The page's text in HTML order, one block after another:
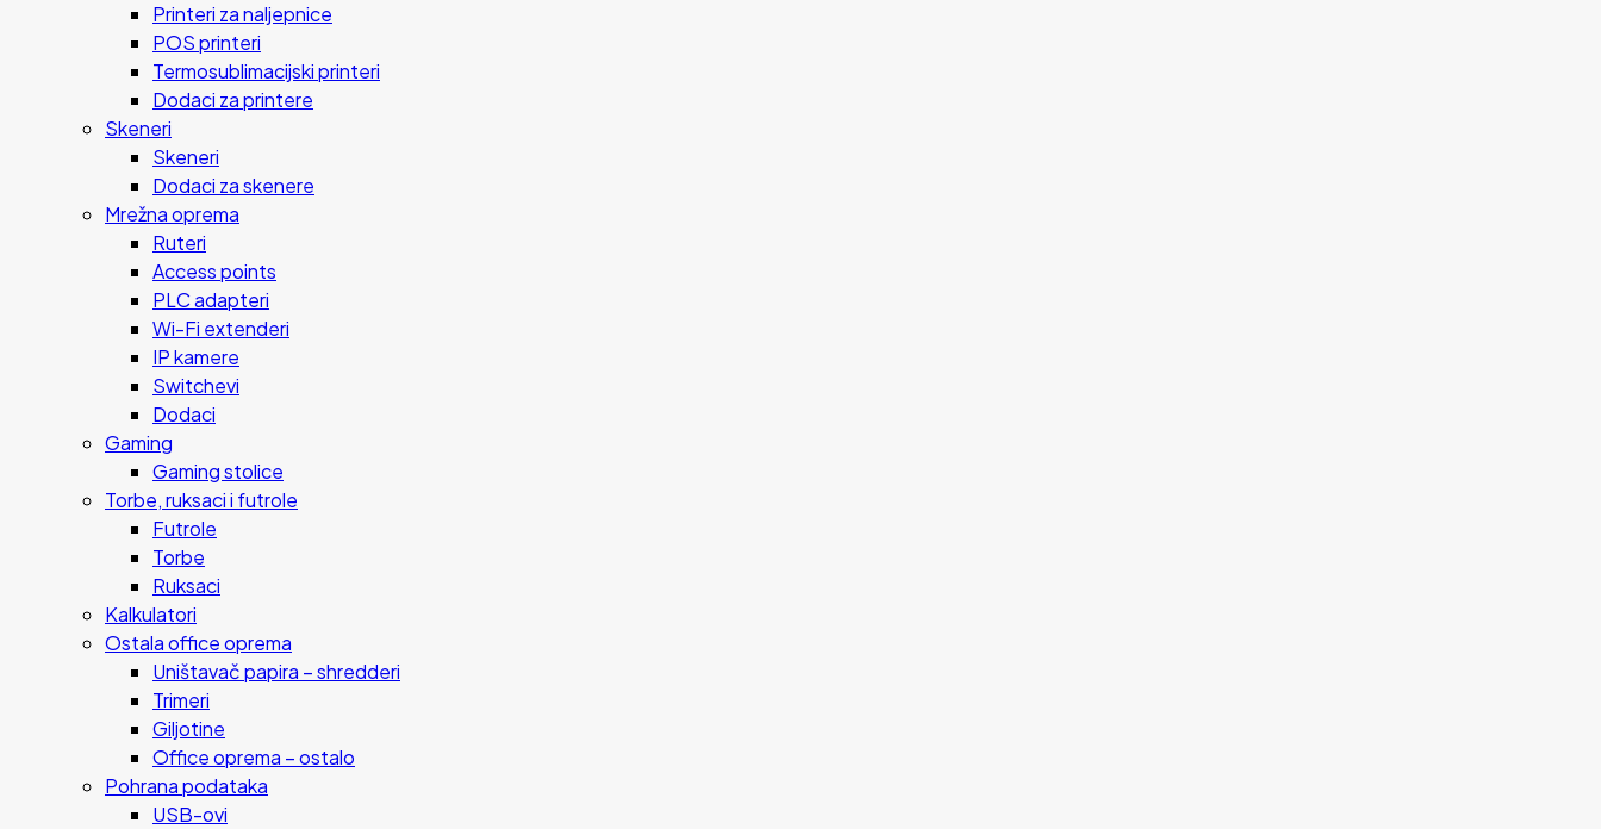
Printeri za naljepnice
POS printeri
Termosublimacijski printeri
Dodaci za printere
Skeneri
Skeneri
Dodaci za skenere
Mrežna oprema
Ruteri
Access points
PLC adapteri
Wi-Fi extenderi
IP kamere
Switchevi
Dodaci
Gaming
Gaming stolice
Torbe, ruksaci i futrole
Futrole
Torbe
Ruksaci
Kalkulatori
Ostala office oprema
Uništavač papira – shredderi
Trimeri
Giljotine
Office oprema – ostalo
Pohrana podataka
USB-ovi